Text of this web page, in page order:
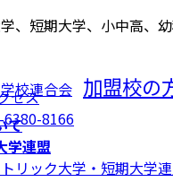
、短期大学、小中高、
セス
6380-8166
加盟校の
て
学連盟
リック大学・短期大学